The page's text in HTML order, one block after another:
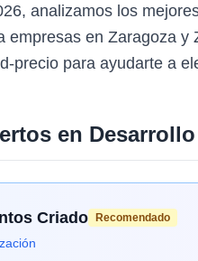
analizamos los
empresas en Zaragoza
precio para ayudarte a
en
Criado Recomendado